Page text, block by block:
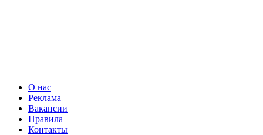
О нас
Реклама
Вакансии
Правила
Контакты